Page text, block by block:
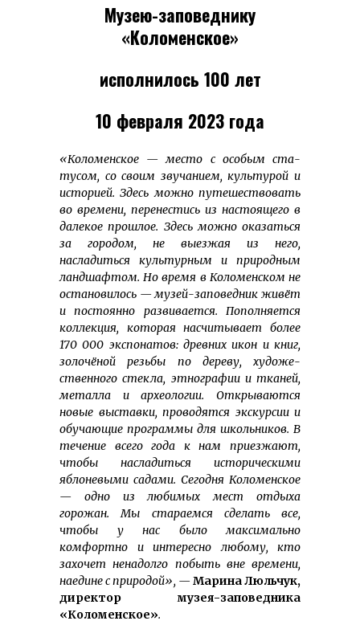
Музею-заповеднику
«Коломенское»
исполнилось 100 лет
10 февраля 2023 года
«Коломенское — место с особым ста­
тусом, со своим звучанием, куль­турой и
историей. Здесь можно путешествовать
во времени, перенестись из настоящего в
далекое прошлое. Здесь можно оказаться
за городом, не выезжая из него,
насладиться культурным и при­родным
ландшафтом. Но время в Коломенском не
остановилось — музей-заповедник живёт
и постоянно разви­вается. Пополняется
коллекция, которая насчитывает более
170 000 экспонатов: древних икон и книг,
золочёной резьбы по дереву, худо­же­
ственного стекла, этнографии и тканей,
металла и архео­логии. Открываются
новые выставки, проводятся экскурсии и
обучающие программы для школьников. В
течение всего года к нам приезжают,
чтобы насладиться историческими
яблоневыми садами. Сегодня Коломенское
— одно из любимых мест отдыха
горожан. Мы стараемся сделать все,
чтобы у нас было максимально
комфортно и интересно любому, кто
захочет ненадолго побыть вне времени,
наедине с природой», — Марина Люльчук,
директор музея-заповедника
«Коломенское».